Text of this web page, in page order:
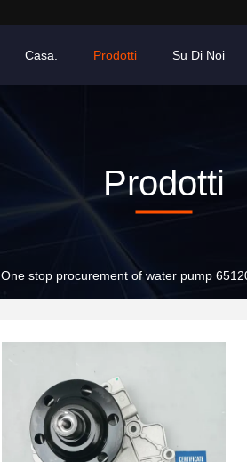
Casa. Prodotti Su Di Noi
Prodotti
One stop procurement of water pump